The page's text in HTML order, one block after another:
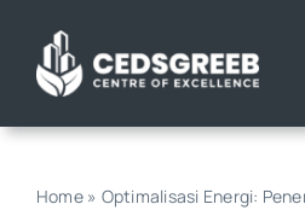
content
Home» Optimalisasi Energi: